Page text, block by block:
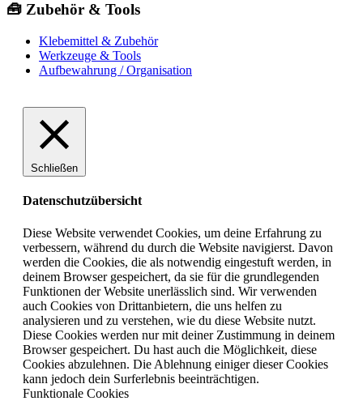
🧰 Zubehör & Tools
Klebemittel & Zubehör
Werkzeuge & Tools
Aufbewahrung / Organisation
Schließen
Datenschutzübersicht
Diese Website verwendet Cookies, um deine Erfahrung zu
verbessern, während du durch die Website navigierst. Davon
werden die Cookies, die als notwendig eingestuft werden, in
deinem Browser gespeichert, da sie für die grundlegenden
Funktionen der Website unerlässlich sind. Wir verwenden
auch Cookies von Drittanbietern, die uns helfen zu
analysieren und zu verstehen, wie du diese Website nutzt.
Diese Cookies werden nur mit deiner Zustimmung in deinem
Browser gespeichert. Du hast auch die Möglichkeit, diese
Cookies abzulehnen. Die Ablehnung einiger dieser Cookies
kann jedoch dein Surferlebnis beeinträchtigen.
Funktionale Cookies